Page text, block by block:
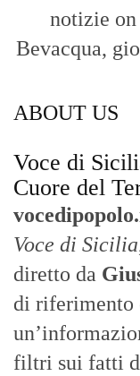
notizie
Bevacqua,
ABOUT US
Voce di
Cuore del
Voce di Sicilia
diretto da
di riferimento
filtri sui fatti